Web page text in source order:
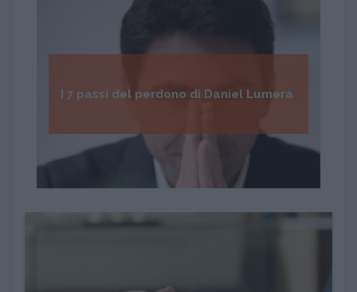
I 7 passi del perdono di Daniel Lumera